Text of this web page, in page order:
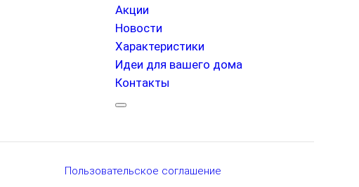
Акции
Новости
Характеристики
Идеи для вашего дома
Контакты
Пользовательское соглашение